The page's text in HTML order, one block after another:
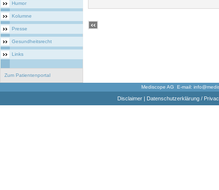
Humor
Kolumne
Presse
Gesundheitsrecht
Links
Zum Patientenportal
Mediscope AG E-mail:
Disclaimer| Datenschutzerklärung /